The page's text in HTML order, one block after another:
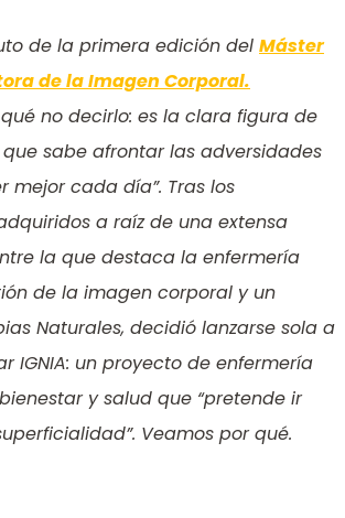
de la primera edición del Máster
de la Imagen Corporal.
no decirlo: es la clara figura de
sabe afrontar las adversidades
mejor cada día”. Tras los
a raíz de una extensa
la que destaca la enfermería
de la imagen corporal y un
Naturales, decidió lanzarse sola a
IGNIA: un proyecto de enfermería
y salud que “pretende ir
Veamos por qué.